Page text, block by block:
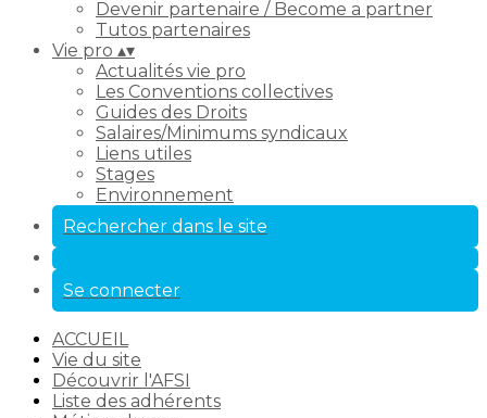
Devenir partenaire / Become a partner
Tutos partenaires
Vie pro ▴▾
Actualités vie pro
Les Conventions collectives
Guides des Droits
Salaires/Minimums syndicaux
Liens utiles
Stages
Environnement
Rechercher dans le site
Se connecter
ACCUEIL
Vie du site
Découvrir l'AFSI
Liste des adhérents